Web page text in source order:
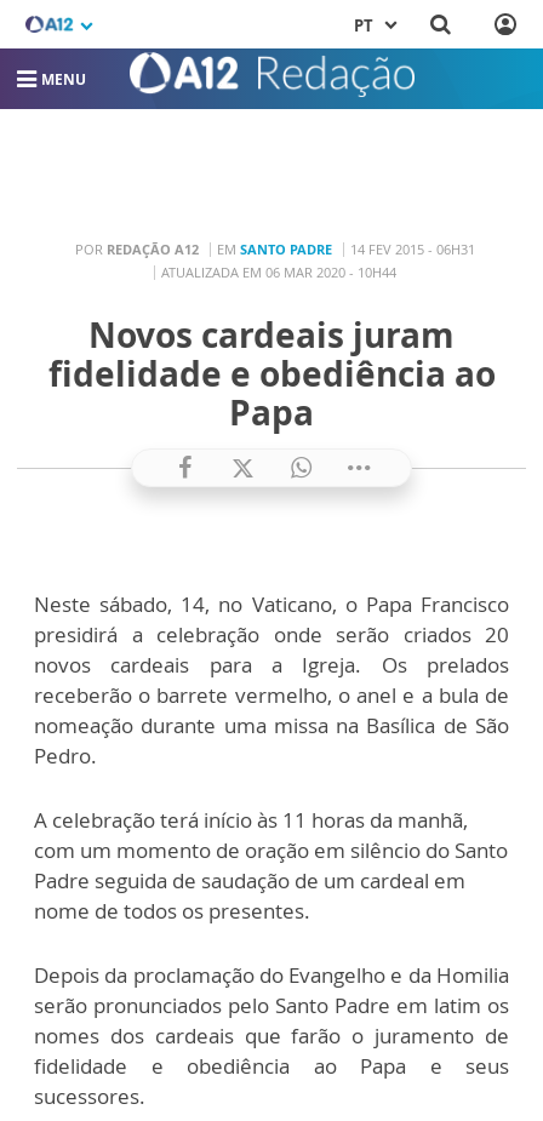
PT
MENU
POR REDAÇÃO A12 EM SANTO PADRE
14 FEV 2015 - 06H31
ATUALIZADA EM 06 MAR 2020 - 10H44
Novos cardeais juram
fidelidade e obediência ao
Papa
Neste sábado, 14, no Vaticano, o Papa Francisco
presidirá a celebração onde serão criados 20
novos cardeais para a Igreja. Os prelados
receberão o barrete vermelho, o anel e a bula de
nomeação durante uma missa na Basílica de São
Pedro.
A celebração terá início às 11 horas da manhã,
com um momento de oração em silêncio do Santo
Padre seguida de saudação de um cardeal em
nome de todos os presentes.
Depois da proclamação do Evangelho e da Homilia
serão pronunciados pelo Santo Padre em latim os
nomes dos cardeais que farão o juramento de
fidelidade e obediência ao Papa e seus
sucessores.